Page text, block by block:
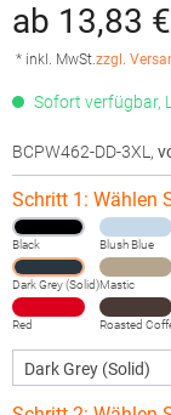
ab 13,83
* inkl. MwSt.zzgl.
Sofort verfügbar,
BCPW462-DD-3XL ,
Schritt 1: Wählen
Black Blush Blue
Dark Grey (Solid)Mastic
Red Roasted